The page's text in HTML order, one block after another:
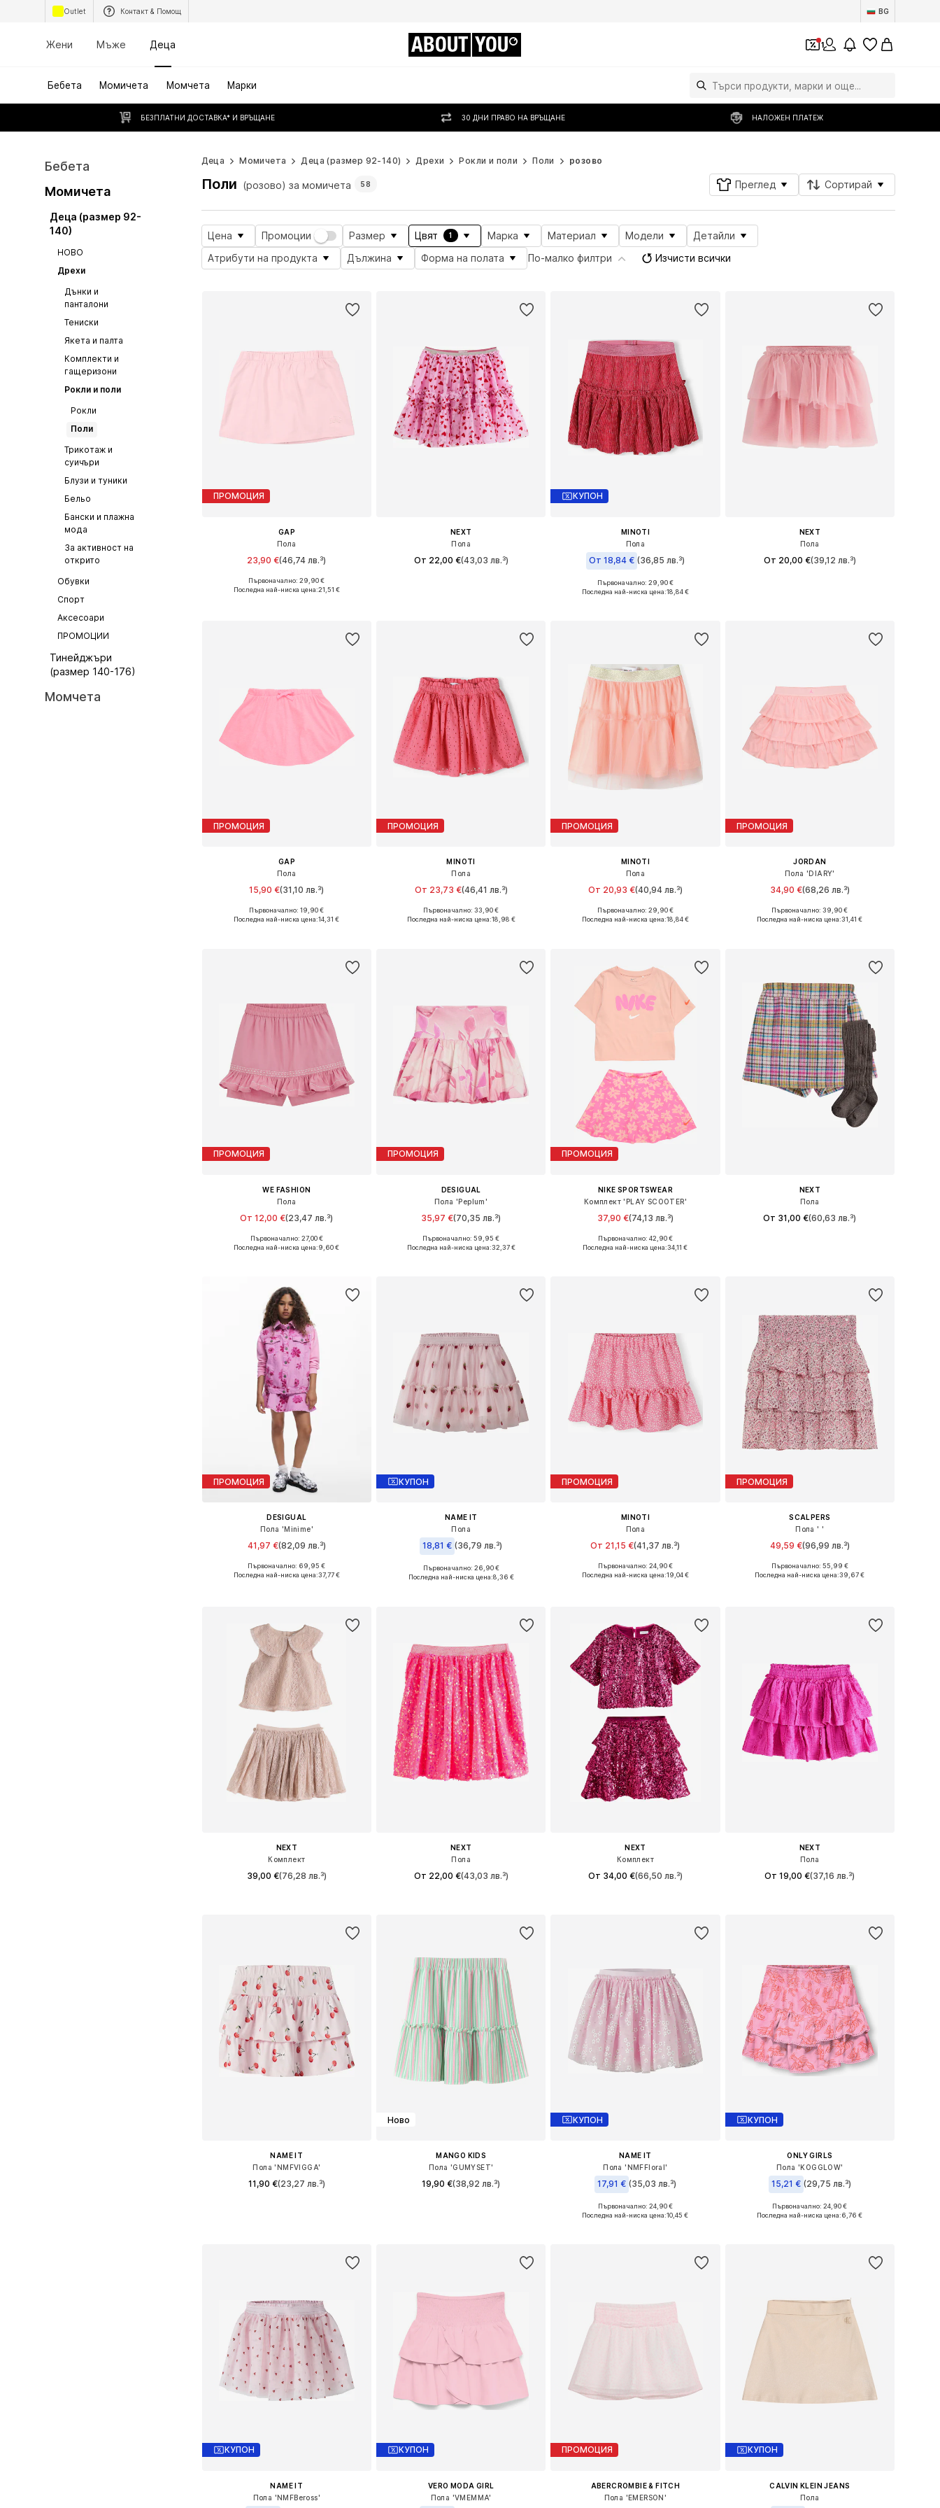
Outlet Контакт & Помощ BG
Жени Мъже Деца ABOUT YOU 1
Бебета Момичета Момчета Марки
БЕЗПЛАТНИ ДОСТАВКА* И ВРЪЩАНЕ 30 ДНИ ПРАВО НА ВРЪЩАНЕ НАЛОЖЕН ПЛАТЕЖ
Бебета
Момичета
Деца (размер 92-
140)
НОВО
Дрехи
Дънки и
панталони
Тениски
Якета и палта
Комплекти и
гащеризони
Рокли и поли
Рокли
Поли
Трикотаж и
суичъри
Блузи и туники
Бельо
Бански и плажна
мода
За активност на
открито
Обувки
Спорт
Аксесоари
ПРОМОЦИИ
Тинейджъри
(размер 140-176)
Момчета
Деца Момичета Деца (размер 92-140) Дрехи Рокли и поли Поли розово
Поли (розово) за момичета 58 Преглед Сортирай
Цена Промоции Размер Цвят 1 Марка Материал Модели
Детайли
Атрибути на продукта
Дължина Форма на полата По-малко филтри Изчисти всички
ПРОМОЦИЯ
GAP
Пола
23,90 €(46,74 лв.³)
Първоначално: 29,90 €
Последна най-ниска цена:21,51 €
NEXT
Пола
От 22,00 €(43,03 лв.³)
КУПОН
MINOTI
Пола
От 18,84 € (36,85 лв.³)
Предлага се в много размери
Първоначално: 29,90 €
Последна най-ниска цена:18,84 €
NEXT
Пола
От 20,00 €(39,12 лв.³)
ПРОМОЦИЯ
GAP
Пола
15,90 €(31,10 лв.³)
Предлага се в много размери
Първоначално: 19,90 €
Последна най-ниска цена:14,31 €
ПРОМОЦИЯ
MINOTI
Пола
От 23,73 €(46,41 лв.³)
Предлага се в много размери
Първоначално: 33,90 €
Последна най-ниска цена:18,98 €
ПРОМОЦИЯ
MINOTI
Пола
От 20,93 €(40,94 лв.³)
Предлага се в много размери
Първоначално: 29,90 €
Последна най-ниска цена:18,84 €
ПРОМОЦИЯ
JORDAN
Пола 'DIARY'
34,90 €(68,26 лв.³)
Първоначално: 39,90 €
Последна най-ниска цена:31,41 €
ПРОМОЦИЯ
WE FASHION
Пола
От 12,00 €(23,47 лв.³)
Предлага се в много размери
Първоначално: 27,00 €
Последна най-ниска цена:9,60 €
ПРОМОЦИЯ
DESIGUAL
Пола 'Peplum'
35,97 €(70,35 лв.³)
Предлага се в много размери
Първоначално: 59,95 €
Последна най-ниска цена:32,37 €
ПРОМОЦИЯ
NIKE SPORTSWEAR
Комплект 'PLAY SCOOTER'
37,90 €(74,13 лв.³)
Първоначално: 42,90 €
Последна най-ниска цена:34,11 €
NEXT
Пола
От 31,00 €(60,63 лв.³)
ПРОМОЦИЯ
DESIGUAL
Пола 'Minime'
41,97 €(82,09 лв.³)
Първоначално: 69,95 €
Последна най-ниска цена:37,77 €
КУПОН
NAME IT
Пола
18,81 € (36,79 лв.³)
Налични размери: 92, 98, 110, 116, 122
Първоначално: 26,90 €
Последна най-ниска цена:8,36 €
ПРОМОЦИЯ
MINOTI
Пола
От 21,15 €(41,37 лв.³)
Предлага се в много размери
Първоначално: 24,90 €
Последна най-ниска цена:19,04 €
ПРОМОЦИЯ
SCALPERS
Пола ' '
49,59 €(96,99 лв.³)
Налични размери: 116, 128, 152
Първоначално: 55,99 €
Последна най-ниска цена:39,67 €
NEXT
Комплект
39,00 €(76,28 лв.³)
NEXT
Пола
От 22,00 €(43,03 лв.³)
NEXT
Комплект
От 34,00 €(66,50 лв.³)
NEXT
Пола
От 19,00 €(37,16 лв.³)
NAME IT
Пола 'NMFVIGGA'
11,90 €(23,27 лв.³)
Ново
MANGO KIDS
Пола 'GUMYSET'
19,90 €(38,92 лв.³)
КУПОН
NAME IT
Пола 'NMFFloral'
17,91 € (35,03 лв.³)
Налични размери: 128
Първоначално: 24,90 €
Последна най-ниска цена:10,45 €
КУПОН
ONLY GIRLS
Пола 'KOGGLOW'
15,21 € (29,75 лв.³)
Налични размери: 140, 146
Първоначално: 24,90 €
Последна най-ниска цена:6,76 €
КУПОН
NAME IT
Пола 'NMFBeross'
КУПОН
VERO MODA GIRL
Пола 'VMEMMA'
ПРОМОЦИЯ
ABERCROMBIE & FITCH
Пола 'EMERSON'
КУПОН
CALVIN KLEIN JEANS
Пола